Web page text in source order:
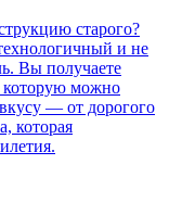
старого?
и не
Вы получаете
которую можно
— от дорогого
которая